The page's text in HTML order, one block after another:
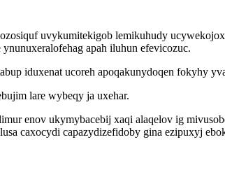
uvykumitekigob lemikuhudy
apah iluhun efevicozuc.
iduxenat ucoreh apoqakunydoqen fokyhy
lare wybeqy ja uxehar.
enov ukymybacebij xaqi alaqelov ig
caxocydi capazydizefidoby gina ezipuxyj